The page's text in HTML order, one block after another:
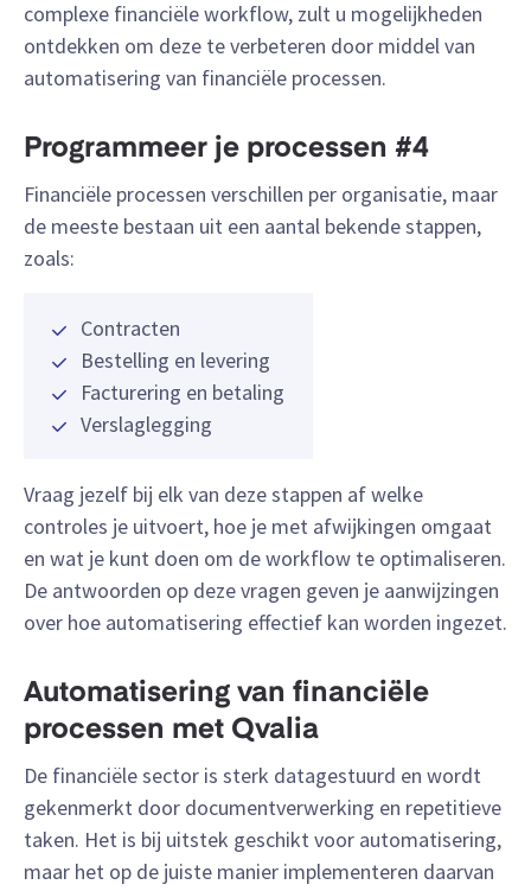
complexe financiële workflow, zult u mogelijkheden
ontdekken om deze te verbeteren door middel van
automatisering van financiële processen.
Programmeer je processen #4
Financiële processen verschillen per organisatie, maar
de meeste bestaan uit een aantal bekende stappen,
zoals:
Contracten
Bestelling en levering
Facturering en betaling
Verslaglegging
Vraag jezelf bij elk van deze stappen af welke
controles je uitvoert, hoe je met afwijkingen omgaat
en wat je kunt doen om de workflow te optimaliseren.
De antwoorden op deze vragen geven je aanwijzingen
over hoe automatisering effectief kan worden ingezet.
Automatisering van financiële
processen met Qvalia
De financiële sector is sterk datagestuurd en wordt
gekenmerkt door documentverwerking en repetitieve
taken. Het is bij uitstek geschikt voor automatisering,
maar het op de juiste manier implementeren daarvan